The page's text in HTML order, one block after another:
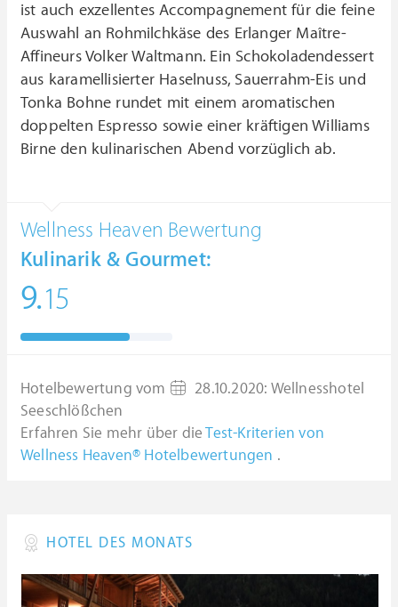
ist auch exzellentes Accompagnement für die feine
Auswahl an Rohmilchkäse des Erlanger Maître-
Affineurs Volker Waltmann. Ein Schokoladendessert
aus karamellisierter Haselnuss, Sauerrahm-Eis und
Tonka Bohne rundet mit einem aromatischen
doppelten Espresso sowie einer kräftigen Williams
Birne den kulinarischen Abend vorzüglich ab.
Wellness Heaven Bewertung
Kulinarik & Gourmet:
9.15
Hotelbewertung vom 28.10.2020: Wellnesshotel
Seeschlößchen
Erfahren Sie mehr über dieTest-Kriterien von
Wellness Heaven® Hotelbewertungen .
HOTEL DES MONATS